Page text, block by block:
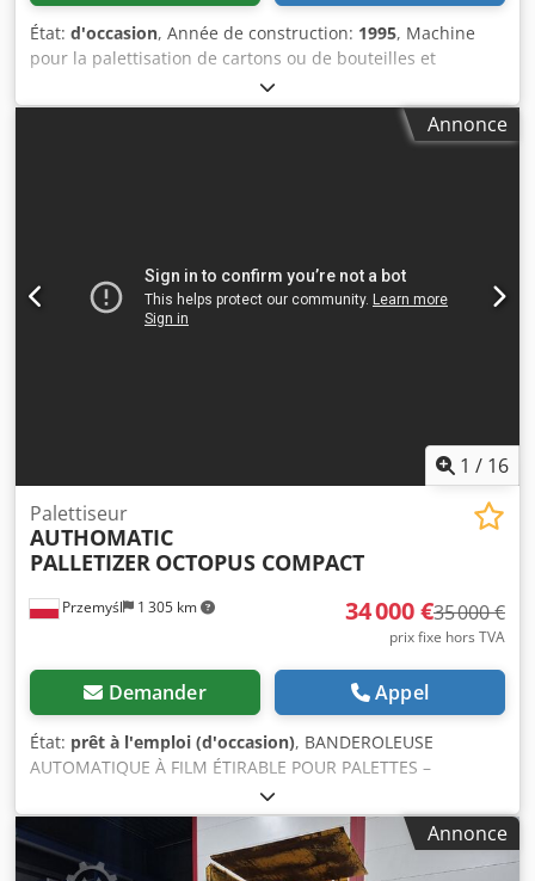
État: d'occasion, Année de construction: 1995, Machine
pour la palettisation de cartons ou de bouteilles et
l’enroulement avec film étirable. Fabricant : KRONES
Modèle : PALMASTER Année de fabrication : 1995 Le lot
comprend une banderoleuse de palettes OCTOPUS avec
Annonce
1 / 16
Przemyśl 1 305 km
Palettiseur
AUTHOMATIC
PALLETIZER OCTOPUS COMPACT
34 000 €35 000 €
prix fixe hors TVA
Demander Appel
État: prêt à l'emploi (d'occasion), BANDEROLEUSE
AUTOMATIQUE À FILM ÉTIRABLE POUR PALETTES –
PALETTISEUR OCTOPUS COMPACT FABRIQUÉ PAR HALOILA,
FINLANDE 30 PALETTES PAR HEURE TRÈS BON ÉTAT VIDÉO
JOINTE Cjdpeyb H Hfofx Aiterf
Annonce